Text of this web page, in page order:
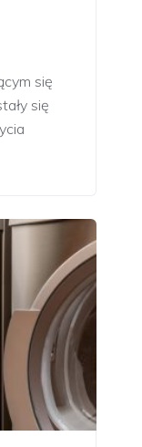
się
się